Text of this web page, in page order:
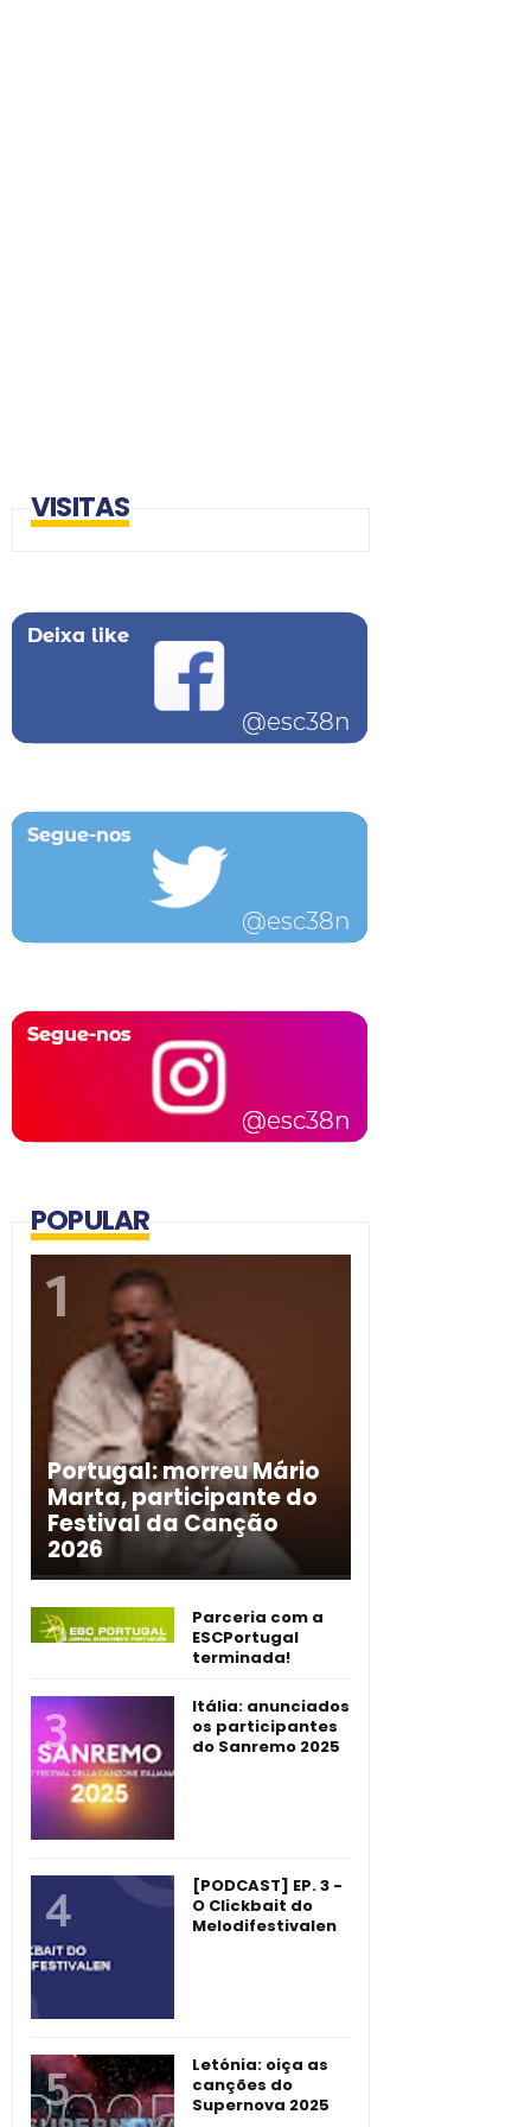
VISITAS
POPULAR
Portugal: morreu Mário
Marta, participante do
Festival da Canção
2026
Parceria com a
ESCPortugal
terminada!
Itália: anunciados
os participantes
do Sanremo 2025
[PODCAST] EP. 3 -
O Clickbait do
Melodifestivalen
Letónia: oiça as
canções do
Supernova 2025